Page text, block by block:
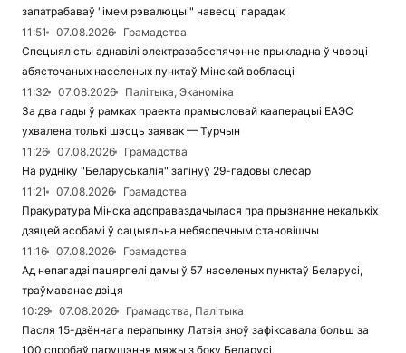
запатрабаваў "імем рэвалюцыі" навесці парадак
11:51
07.08.2026
Грамадства
Спецыялісты аднавілі электразабеспячэнне прыкладна ў чвэрці
абясточаных населеных пунктаў Мінскай вобласці
11:32
07.08.2026
Палітыка, Эканоміка
За два гады ў рамках праекта прамысловай кааперацыі ЕАЭС
ухвалена толькі шэсць заявак — Турчын
11:26
07.08.2026
Грамадства
На рудніку "Беларуськалія" загінуў 29-гадовы слесар
11:21
07.08.2026
Грамадства
Пракуратура Мінска адсправаздачылася пра прызнанне некалькіх
дзяцей асобамі ў сацыяльна небяспечным становішчы
11:16
07.08.2026
Грамадства
Ад непагадзі пацярпелі дамы ў 57 населеных пунктаў Беларусі,
траўмаванае дзіця
10:29
07.08.2026
Грамадства, Палітыка
Пасля 15-дзённага перапынку Латвія зноў зафіксавала больш за
100 спробаў парушэння мяжы з боку Беларусі